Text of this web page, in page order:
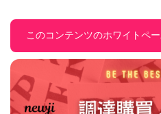
このコンテンツのホワイトペ